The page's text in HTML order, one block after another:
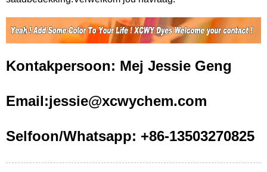
Kontakpersoon: Mej Jessie Geng
Email:jessie@xcwychem.com
Selfoon/Whatsapp: +86-13503270825